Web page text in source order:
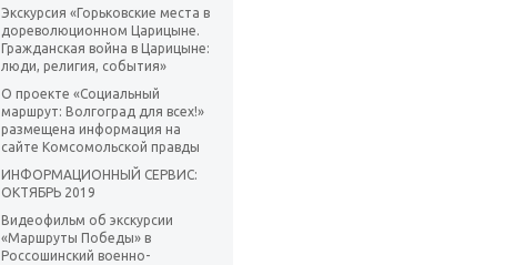
Экскурсия «Горьковские места в
дореволюционном Царицыне.
Гражданская война в Царицыне:
люди, религия, события»
О проекте «Социальный
маршрут: Волгоград для всех!»
размещена информация на
сайте Комсомольской правды
ИНФОРМАЦИОННЫЙ СЕРВИС:
ОКТЯБРЬ 2019
Видеофильм об экскурсии
«Маршруты Победы» в
Россошинский военно-